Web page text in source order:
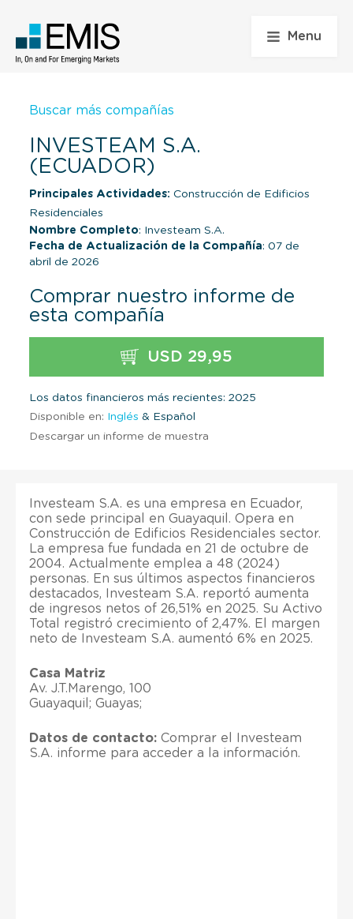
Menu
Buscar más compañías
INVESTEAM S.A.
(ECUADOR)
Principales Actividades: Construcción de Edificios
Residenciales
Nombre Completo: Investeam S.A.
Fecha de Actualización de la Compañía: 07 de
abril de 2026
Comprar nuestro informe de
esta compañía
USD 29,95
Los datos financieros más recientes: 2025
Disponible en: Inglés & Español
Descargar un informe de muestra
Investeam S.A. es una empresa en Ecuador,
con sede principal en Guayaquil. Opera en
Construcción de Edificios Residenciales sector.
La empresa fue fundada en 21 de octubre de
2004. Actualmente emplea a 48 (2024)
personas. En sus últimos aspectos financieros
destacados, Investeam S.A. reportó aumenta
de ingresos netos of 26,51% en 2025. Su Activo
Total registró crecimiento of 2,47%. El margen
neto de Investeam S.A. aumentó 6% en 2025.
Casa Matriz
Av. J.T.Marengo, 100
Guayaquil; Guayas;
Datos de contacto: Comprar el Investeam
S.A. informe para acceder a la información.